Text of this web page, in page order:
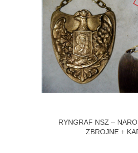
RYNGRAF NSZ –
ZBROJNE +